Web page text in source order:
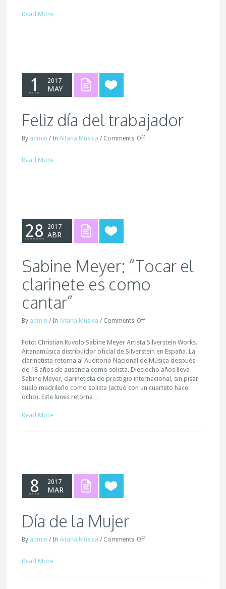
Read More
1 2017
MAY
Feliz día del trabajador
By admin / InAitana Música / Comments Off
Read More
28 2017
ABR
Sabine Meyer: “Tocar el
clarinete es como
cantar”
By admin / InAitana Música / Comments Off
Foto: Christian Ruvolo Sabine Meyer​ Artista Silverstein Works​.
Aitanamúsica​ distribuidor oficial de Silverstein en España. La
clarinetista retorna al Auditorio Nacional de Música después
de 18 años de ausencia como solista. Dieciocho años lleva
Sabine Meyer, clarinetista de prestigio internacional, sin pisar
suelo madrileño como solista (actuó con un cuarteto hace
ocho). Este lunes retorna…
Read More
8 2017
MAR
Día de la Mujer
By admin / InAitana Música / Comments Off
Read More